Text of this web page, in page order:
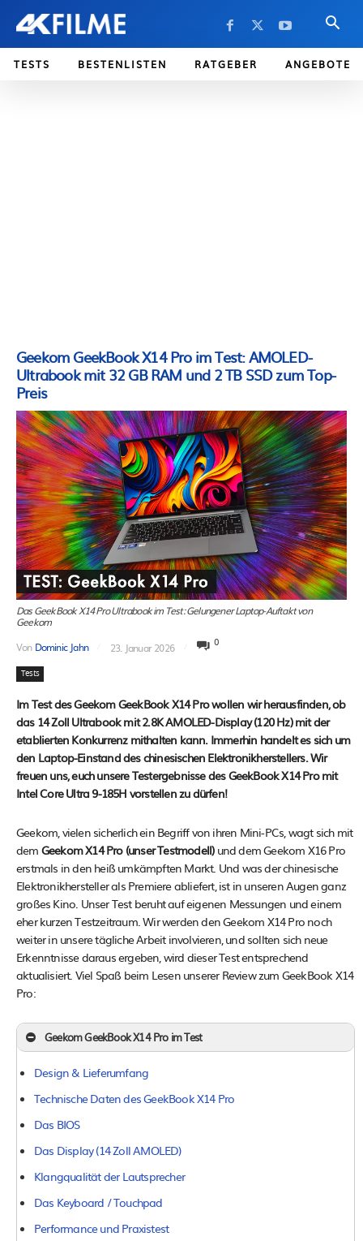
TESTS BESTENLISTEN RATGEBER ANGEBOTE
Geekom GeekBook X14 Pro im Test: AMOLED-
Ultrabook mit 32 GB RAM und 2 TB SSD zum Top-
Preis
Das GeekBook X14 Pro Ultrabook im Test: Gelungener Laptop-Auftakt von
Geekom
Von Dominic Jahn 23. Januar 2026 0
Tests
Im Test des Geekom GeekBook X14 Pro wollen wir herausfinden, ob
das 14 Zoll Ultrabook mit 2.8K AMOLED-Display (120 Hz) mit der
etablierten Konkurrenz mithalten kann. Immerhin handelt es sich um
den Laptop-Einstand des chinesischen Elektronikherstellers. Wir
freuen uns, euch unsere Testergebnisse des GeekBook X14 Pro mit
Intel Core Ultra 9-185H vorstellen zu dürfen!
Geekom, vielen sicherlich ein Begriff von ihren Mini-PCs, wagt sich mit
dem Geekom X14 Pro (unser Testmodell)und dem Geekom X16 Pro
erstmals in den heiß umkämpften Markt. Und was der chinesische
Elektronikhersteller als Premiere abliefert, ist in unseren Augen ganz
großes Kino. Unser Test beruht auf eigenen Messungen und einem
eher kurzen Testzeitraum. Wir werden den Geekom X14 Pro noch
weiter in unsere tägliche Arbeit involvieren, und sollten sich neue
Erkenntnisse daraus ergeben, wird dieser Test entsprechend
aktualisiert. Viel Spaß beim Lesen unserer Review zum GeekBook X14
Pro:
Geekom GeekBook X14 Pro im Test
Design & Lieferumfang
Technische Daten des GeekBook X14 Pro
Das BIOS
Das Display (14 Zoll AMOLED)
Klangqualität der Lautsprecher
Das Keyboard / Touchpad
Performance und Praxistest